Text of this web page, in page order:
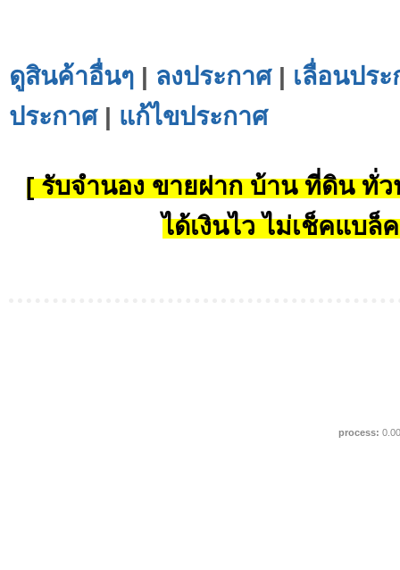
ดูสินค้าอื่นๆ | ลงประกาศ| เลื่อนปร
ประกาศ| แก้ไขประกาศ
[ รับจำนอง ขายฝาก บ้าน ที่ดิน ทั่ว
ได้เงินไว ไม่เช็คแบล็
process: